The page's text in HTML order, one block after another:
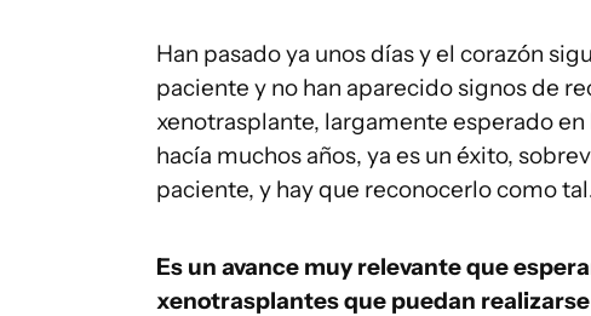
Han pasado ya unos días y el corazón
paciente y no han aparecido signos de
xenotrasplante, largamente esperado
hacía muchos años, ya es un éxito,
paciente, y hay que reconocerlo como
Es un avance muy relevante que
xenotrasplantes que puedan